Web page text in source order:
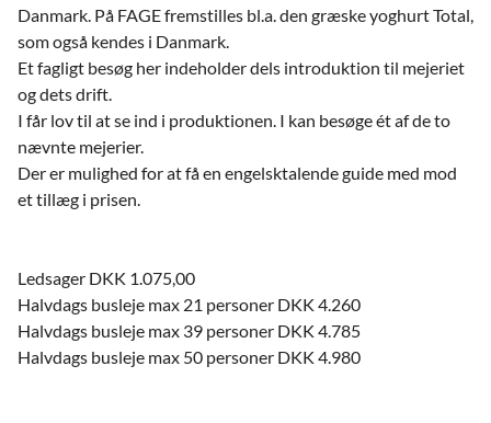
Danmark. På FAGE fremstilles bl.a. den græske yoghurt Total,
som også kendes i Danmark.
Et fagligt besøg her indeholder dels introduktion til mejeriet
og dets drift.
I får lov til at se ind i produktionen. I kan besøge ét af de to
nævnte mejerier.
Der er mulighed for at få en engelsktalende guide med mod
et tillæg i prisen.
Ledsager DKK 1.075,00
Halvdags busleje max 21 personer DKK 4.260
Halvdags busleje max 39 personer DKK 4.785
Halvdags busleje max 50 personer DKK 4.980